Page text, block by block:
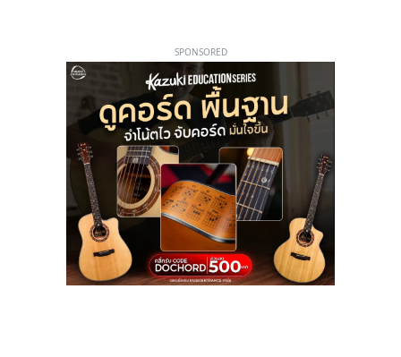
SPONSORED